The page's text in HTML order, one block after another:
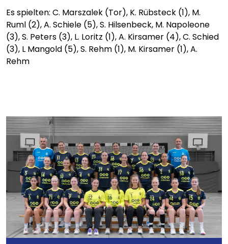
Es spielten: C. Marszalek (Tor), K. Rübsteck (1), M.
Ruml (2), A. Schiele (5), S. Hilsenbeck, M. Napoleone
(3), S. Peters (3), L. Loritz (1), A. Kirsamer (4), C. Schied
(3), L Mangold (5), S. Rehm (1), M. Kirsamer (1), A.
Rehm
Bild